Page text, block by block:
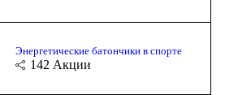
Энергетические батончики в спорте
142 Акции